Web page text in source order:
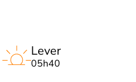
Lever
05h40